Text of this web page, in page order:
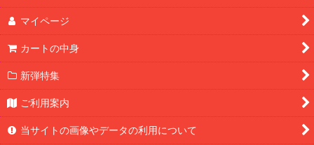
マイページ
カートの中身
新弾特集
ご利用案内
当サイトの画像やデータの利用について